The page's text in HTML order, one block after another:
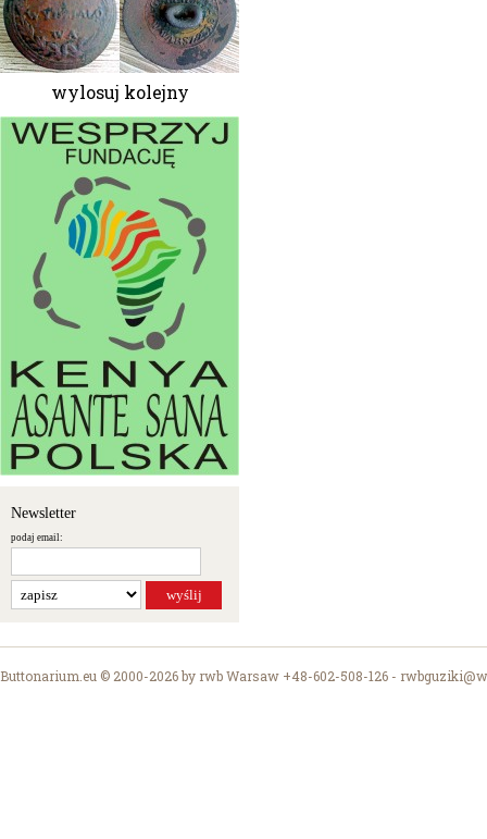
wylosuj kolejny
Newsletter
podaj email:
Buttonarium.eu © 2000-2026 by rwb Warsaw +48-602-508-126 -